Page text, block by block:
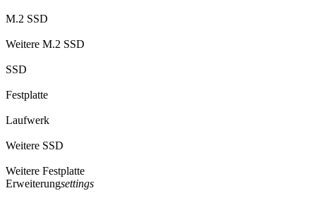
M.2 SSD
Weitere M.2 SSD
SSD
Festplatte
Laufwerk
Weitere SSD
Weitere Festplatte
Erweiterungsettings